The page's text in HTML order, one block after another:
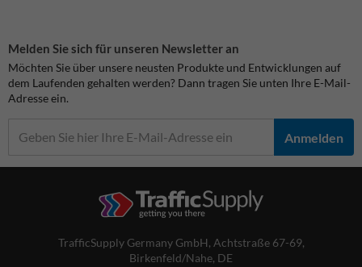
Melden Sie sich für unseren Newsletter an
Möchten Sie über unsere neusten Produkte und Entwicklungen auf
dem Laufenden gehalten werden? Dann tragen Sie unten Ihre E-Mail-
Adresse ein.
Anmelden
TrafficSupply Germany GmbH, Achtstraße 67-69,
Birkenfeld/Nahe, DE